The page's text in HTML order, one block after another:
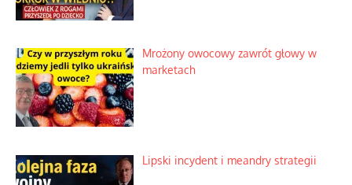
Mrożony owocowy zawrót głowy w
marketach
Lipski incydent i meandry strategii